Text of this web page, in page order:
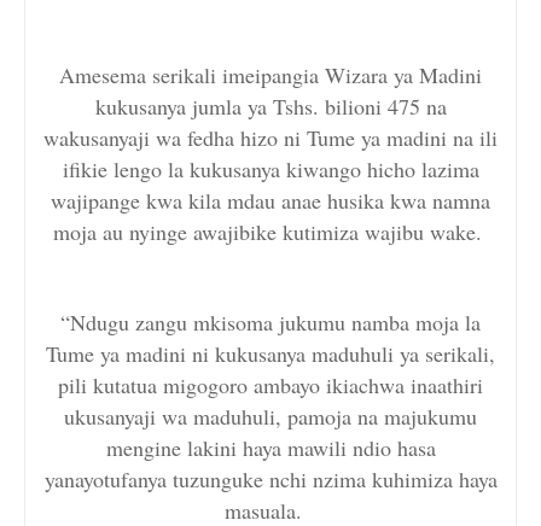
Amesema serikali imeipangia Wizara ya Madini
kukusanya jumla ya Tshs. bilioni 475 na
wakusanyaji wa fedha hizo ni Tume ya madini na ili
ifikie lengo la kukusanya kiwango hicho lazima
wajipange kwa kila mdau anae husika kwa namna
moja au nyinge awajibike kutimiza wajibu wake.
“Ndugu zangu mkisoma jukumu namba moja la
Tume ya madini ni kukusanya maduhuli ya serikali,
pili kutatua migogoro ambayo ikiachwa inaathiri
ukusanyaji wa maduhuli, pamoja na majukumu
mengine lakini haya mawili ndio hasa
yanayotufanya tuzunguke nchi nzima kuhimiza haya
masuala.